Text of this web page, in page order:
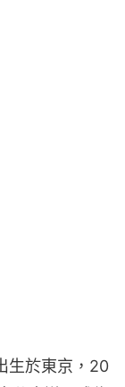
生於東京，20